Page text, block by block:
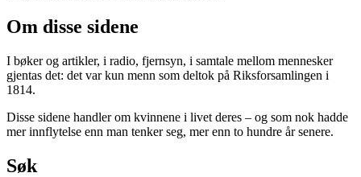
Om disse sidene
I bøker og artikler, i radio, fjernsyn, i samtale mellom mennesker
gjentas det: det var kun menn som deltok på Riksforsamlingen i
1814.
Disse sidene handler om kvinnene i livet deres – og som nok hadde
mer innflytelse enn man tenker seg, mer enn to hundre år senere.
Søk